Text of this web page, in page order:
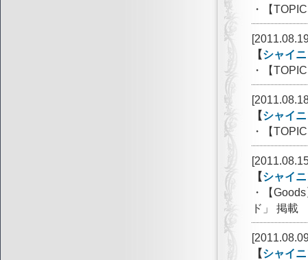
・【
【シャイ
・【
【シャイ
・【
【シャイ
・【
ド」 掲載
【シャイ